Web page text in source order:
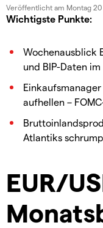
Veröffentlicht am Montag
Wichtigste Punkte:
Wochenausblick
und BIP-Daten im
aufhellen –
Atlantiks
EUR/